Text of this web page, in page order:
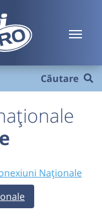
Căutare
Naționale